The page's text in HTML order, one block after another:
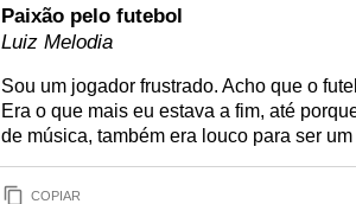
Paixão pelo futebol
Luiz Melodia
Sou um jogador frustrado. Acho que o
Era o que mais eu estava a fim, até
de música, também era louco para ser
COPIAR